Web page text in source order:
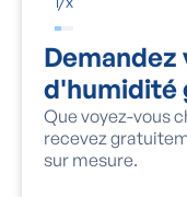
d'humidité
Que voyez-vous
recevez
sur mesure.